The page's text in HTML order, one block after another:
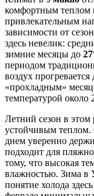
комфортным теплом
привлекательным
зависимости от
здесь невелик:
зимние месяцы до
периодом
воздух
«прохладным»
температурой около
Летний сезон в этом
устойчивым теплом.
днем уверенно
подходит для
тому, что высокая
влажностью. Зима в
понятие холода